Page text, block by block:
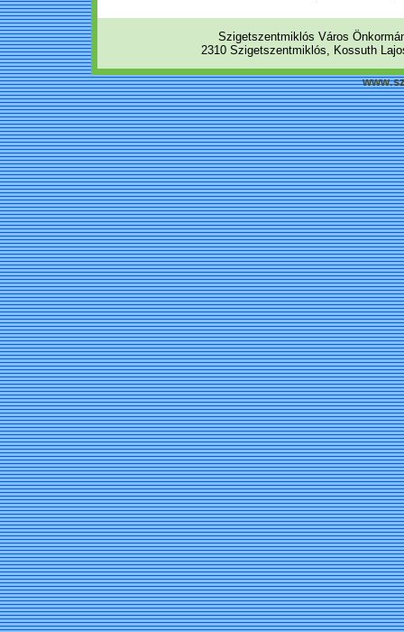
Szigetszentmiklós Város
2310 Szigetszentmiklós, Kossuth